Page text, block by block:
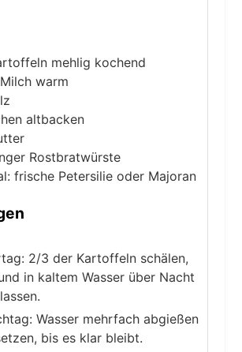
mehlig kochend
Milch warm
altbacken
Rostbratwürste
frische Petersilie oder Majoran
2/3 der Kartoffeln schälen,
in kaltem Wasser über Nacht
Wasser mehrfach abgießen
bis es klar bleibt.